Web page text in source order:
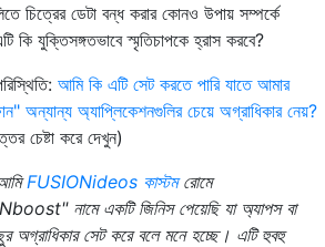
চিত্রের ডেটা বন্ধ করার কোনও উপায় সম্পর্কে
কি যুক্তিসঙ্গতভাবে স্মৃতিচাপকে হ্রাস করবে?
আমি কি এটি সেট করতে পারি যাতে আমার
অন্যান্য অ্যাপ্লিকেশনগুলির চেয়ে অগ্রাধিকার নেয়?
চেষ্টা করে দেখুন)
FUSIONideos কাস্টমরোমে
নামে একটি জিনিস পেয়েছি যা অ্যাপস বা
অগ্রাধিকার সেট করে বলে মনে হচ্ছে। এটি হুবহু